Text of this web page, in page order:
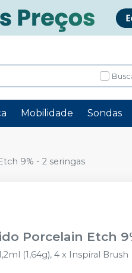
Mobilidade Sondas
9% - 2 seringas
Porcelain Etch
(1,64g), 4 x Inspiral Brush